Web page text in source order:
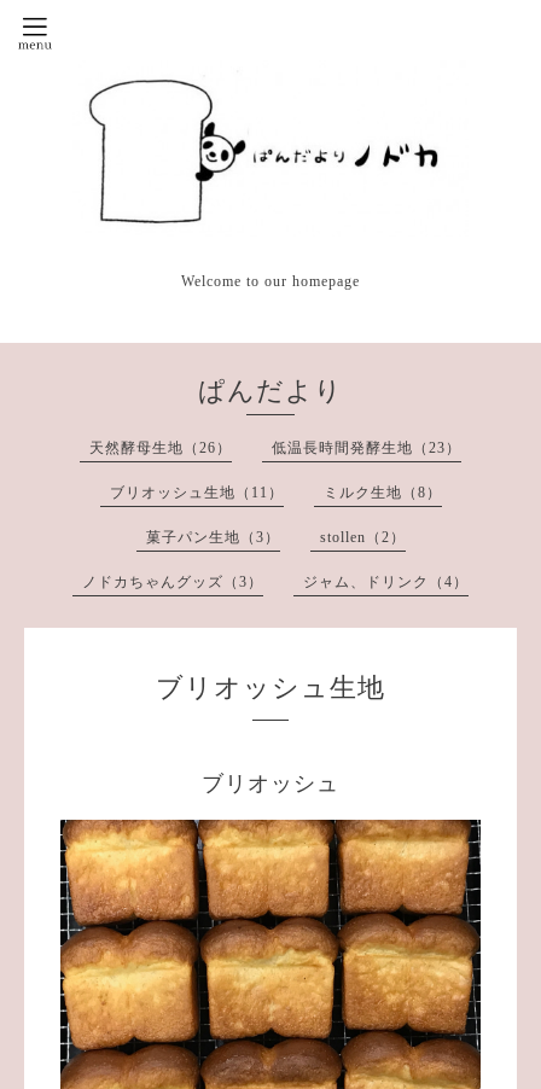
Welcome to our homepage
ぱんだより
天然酵母生地（26） 低温長時間発酵生地（23）
ブリオッシュ生地（11） ミルク生地（8）
菓子パン生地（3） stollen（2）
ノドカちゃんグッズ（3） ジャム、ドリンク（4）
ブリオッシュ生地
ブリオッシュ